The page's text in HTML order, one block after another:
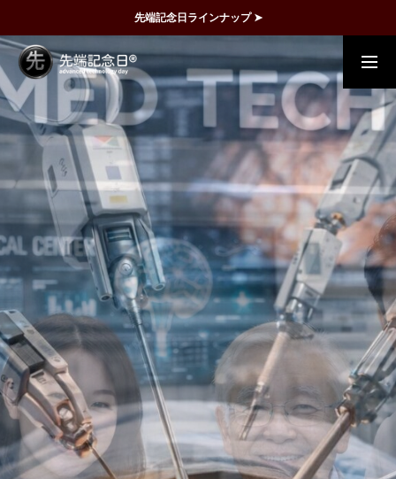
先端記念日ラインナップ ➤
概要 事例 FAQ
動画で理解
記念日一覧
メディア掲載
運営団体
管理団体